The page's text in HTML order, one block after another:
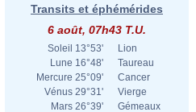
Transits et éphémérides
6 août, 07h43 T.U.
Soleil 13°53'
Lion
Lune 16°48'
Taureau
Mercure 25°09'
Cancer
Vénus 29°31'
Vierge
Mars 26°39'
Gémeaux